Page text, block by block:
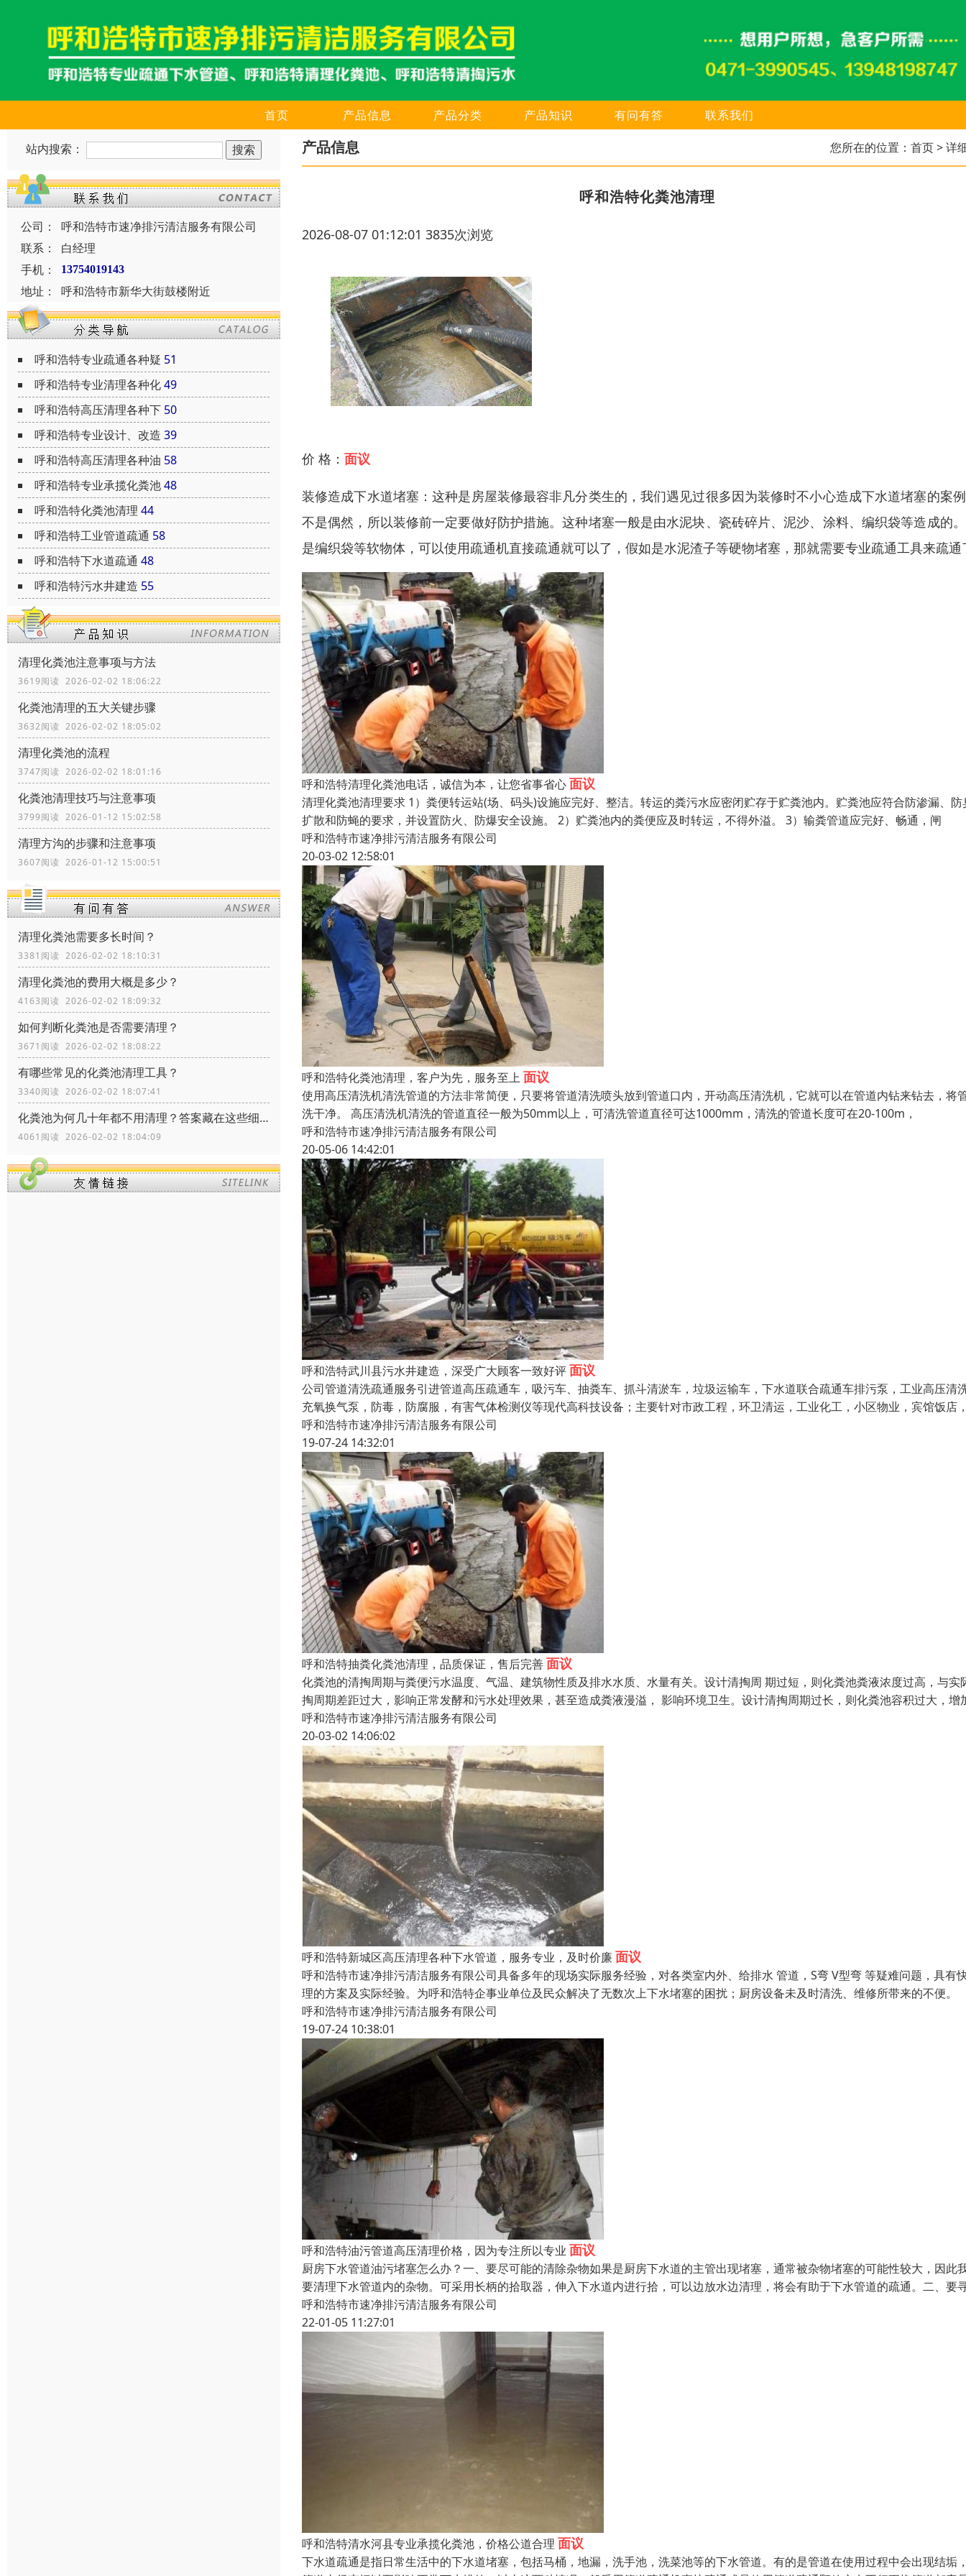
首页 产品信息 产品分类 产品知识 有问有答 联系我们
站内搜索：
公司：
呼和浩特市速净排污清洁服务有限公司
联系：
白经理
手机：
13754019143
地址： 呼和浩特市新华大街鼓楼附近
呼和浩特专业疏通各种疑 51
呼和浩特专业清理各种化49
呼和浩特高压清理各种下 50
呼和浩特专业设计、改造 39
呼和浩特高压清理各种油 58
呼和浩特专业承揽化粪池48
呼和浩特化粪池清理 44
呼和浩特工业管道疏通 58
呼和浩特下水道疏通 48
呼和浩特污水井建造 55
清理化粪池注意事项与方法
3619阅读 2026-02-02 18:06:22
化粪池清理的五大关键步骤
3632阅读 2026-02-02 18:05:02
清理化粪池的流程
3747阅读 2026-02-02 18:01:16
化粪池清理技巧与注意事项
3799阅读 2026-01-12 15:02:58
清理方沟的步骤和注意事项
3607阅读 2026-01-12 15:00:51
清理化粪池需要多长时间？
3381阅读 2026-02-02 18:10:31
清理化粪池的费用大概是多少？
4163阅读 2026-02-02 18:09:32
如何判断化粪池是否需要清理？
3671阅读 2026-02-02 18:08:22
有哪些常见的化粪池清理工具？
3340阅读 2026-02-02 18:07:41
化粪池为何几十年都不用清理？答案藏在这些细节里！
4061阅读 2026-02-02 18:04:09
产品信息 您所在的位置： 首页> 详
呼和浩特化粪池清理
2026-08-07 01:12:01 3835次浏览
价 格： 面议
装修造成下水道堵塞：这种是房屋装修最容非凡分类生的，我们遇见过很多因为装修时不小心造成下水道堵塞的案
不是偶然，所以装修前一定要做好防护措施。这种堵塞一般是由水泥块、瓷砖碎片、泥沙、涂料、编织袋等造成的
是编织袋等软物体，可以使用疏通机直接疏通就可以了，假如是水泥渣子等硬物堵塞，那就需要专业疏通工具来疏通
呼和浩特清理化粪池电话，诚信为本，让您省事省心面议
清理化粪池清理要求 1）粪便转运站(场、码头)设施应完好、整洁。转运的粪污水应密闭贮存于贮粪池内。贮粪池应符合防渗漏、防
扩散和防蝇的要求，并设置防火、防爆安全设施。 2）贮粪池内的粪便应及时转运，不得外溢。 3）输粪管道应完好、畅通，闸
呼和浩特市速净排污清洁服务有限公司
20-03-02 12:58:01
呼和浩特化粪池清理，客户为先，服务至上 面议
使用高压清洗机清洗管道的方法非常简便，只要将管道清洗喷头放到管道口内，开动高压清洗机，它就可以在管道内钻来钻去，将
洗干净。 高压清洗机清洗的管道直径一般为50mm以上，可清洗管道直径可达1000mm，清洗的管道长度可在20-100m，
呼和浩特市速净排污清洁服务有限公司
20-05-06 14:42:01
呼和浩特武川县污水井建造，深受广大顾客一致好评面议
公司管道清洗疏通服务引进管道高压疏通车，吸污车、抽粪车、抓斗清淤车，垃圾运输车，下水道联合疏通车排污泵，工业高压清
充氧换气泵，防毒，防腐服，有害气体检测仪等现代高科技设备；主要针对市政工程，环卫清运，工业化工，小区物业，宾馆饭店
呼和浩特市速净排污清洁服务有限公司
19-07-24 14:32:01
呼和浩特抽粪化粪池清理，品质保证，售后完善面议
化粪池的清掏周期与粪便污水温度、气温、建筑物性质及排水水质、水量有关。设计清掏周 期过短，则化粪池粪液浓度过高，与实
掏周期差距过大，影响正常发酵和污水处理效果，甚至造成粪液漫溢， 影响环境卫生。设计清掏周期过长，则化粪池容积过大，增
呼和浩特市速净排污清洁服务有限公司
20-03-02 14:06:02
呼和浩特新城区高压清理各种下水管道，服务专业，及时价廉面议
呼和浩特市速净排污清洁服务有限公司具备多年的现场实际服务经验，对各类室内外、给排水 管道，S弯 V型弯 等疑难问题，具有
理的方案及实际经验。为呼和浩特企事业单位及民众解决了无数次上下水堵塞的困扰；厨房设备未及时清洗、维修所带来的不便。
呼和浩特市速净排污清洁服务有限公司
19-07-24 10:38:01
呼和浩特油污管道高压清理价格，因为专注所以专业 面议
厨房下水管道油污堵塞怎么办？一、要尽可能的清除杂物如果是厨房下水道的主管出现堵塞，通常被杂物堵塞的可能性较大，因此
要清理下水管道内的杂物。可采用长柄的拾取器，伸入下水道内进行拾，可以边放水边清理，将会有助于下水管道的疏通。二、要
呼和浩特市速净排污清洁服务有限公司
22-01-05 11:27:01
呼和浩特清水河县专业承揽化粪池，价格公道合理 面议
下水道疏通是指日常生活中的下水道堵塞，包括马桶，地漏，洗手池，洗菜池等的下水管道。有的是管道在使用过程中会出现结垢